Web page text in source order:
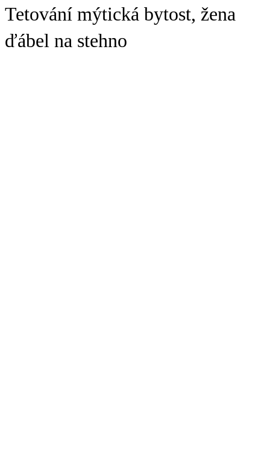
Tetování mýtická bytost, žena
ďábel na stehno